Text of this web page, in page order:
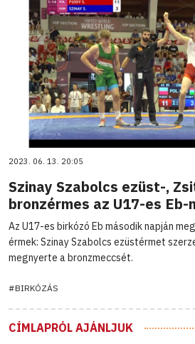
2023. 06. 13. 20:05
Szinay Szabolcs ezüst-,
bronzérmes az U17-es Eb-n
Az U17-es birkózó Eb második napján
érmek: Szinay Szabolcs ezüstérmet
megnyerte a bronzmeccsét.
#BIRKÓZÁS
CÍMLAPRÓL AJÁNLJUK